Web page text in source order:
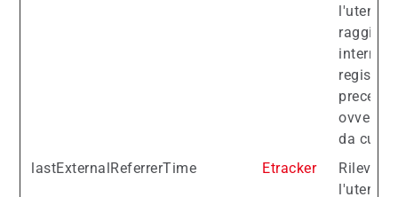
l'utente
internet,
ovvero
da cui
lastExternalReferrerTime
Etracker
Rileva
l'utente